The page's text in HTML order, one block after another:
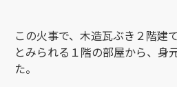
この火事で、木造瓦ぶき２階建
とみられる１階の部屋から、身
た。